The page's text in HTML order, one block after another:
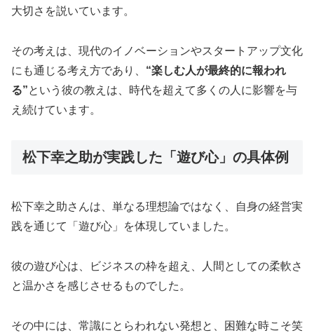
大切さを説いています。
その考えは、現代のイノベーションやスタートアップ文化
にも通じる考え方であり、 “楽しむ人が最終的に報われ
る”という彼の教えは、時代を超えて多くの人に影響を与
え続けています。
松下幸之助が実践した「遊び心」の具体例
松下幸之助さんは、単なる理想論ではなく、自身の経営実
践を通じて「遊び心」を体現していました。
彼の遊び心は、ビジネスの枠を超え、人間としての柔軟さ
と温かさを感じさせるものでした。
その中には、常識にとらわれない発想と、困難な時こそ笑